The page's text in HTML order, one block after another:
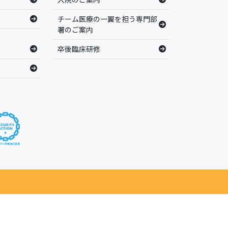
チーム医療の一翼を担う専門部
署のご案内
卒後臨床研修